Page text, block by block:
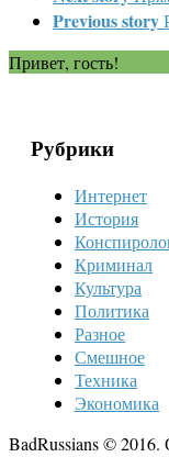
Previous story
Привет, гость!
Рубрики
Интернет
История
Криминал
Культура
Политика
Разное
Смешное
Техника
Экономика
BadRussians © 2016.